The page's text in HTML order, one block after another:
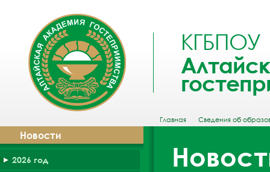
КГБПОУ
Главная Сведения об
Новости
2026 год